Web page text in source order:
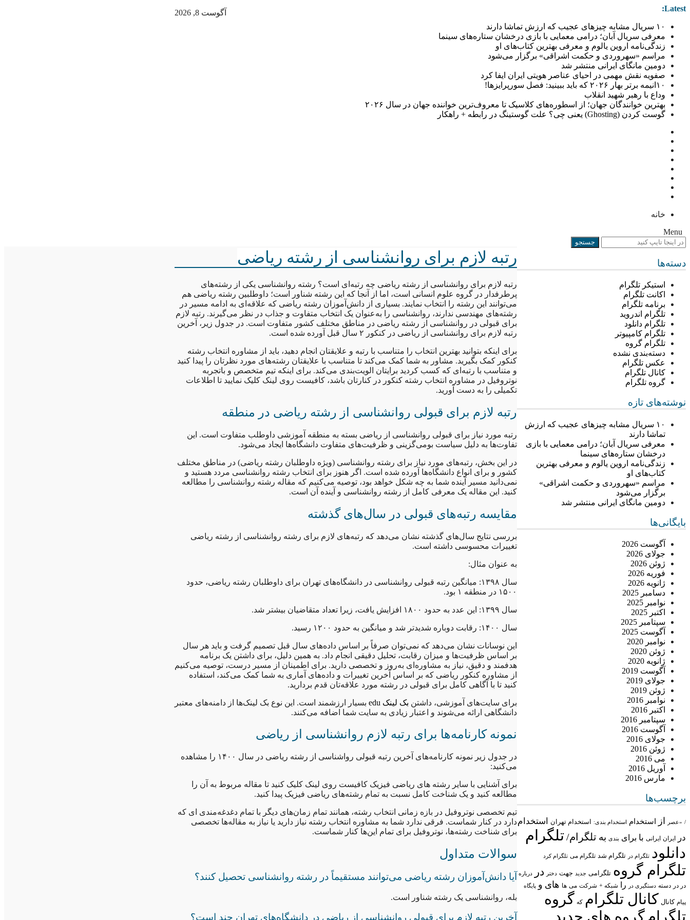
آگوست 8, 2026 Latest:
۱۰ سریال مشابه چیزهای عجیب که ارزش تماشا دارند
معرفی سریال آبان؛ درامی معمایی با بازی درخشان ستاره‌های سینما
زندگی‌نامه اروین یالوم و معرفی بهترین کتاب‌های او
مراسم «سهروردی و حکمت اشراقی» برگزار می‌شود
دومین مانگای ایرانی منتشر شد
صفویه نقش مهمی در احیای عناصر هویتی ایران ایفا کرد
۱۰انیمه برتر بهار ۲۰۲۶ که باید ببینید: فصل سورپرایزها!
وداع با رهبر شهید انقلاب
بهترین خوانندگان جهان؛ از اسطوره‌های کلاسیک تا معروف‌ترین خواننده جهان در سال ۲۰۲۶
گوست کردن (Ghosting) یعنی چی؟ علت گوستینگ در رابطه + راهکار
خانه
Menu
دسته‌ها
استیکر تلگرام
اکانت تلگرام
برنامه تلگرام
تلگرام اندروید
تلگرام دانلود
تلگرام کامپیوتر
تلگرام گروه
دسته‌بندی نشده
عکس تلگرام
کانال تلگرام
گروه تلگرام
نوشته‌های تازه
۱۰ سریال مشابه چیزهای عجیب که ارزش
تماشا دارند
معرفی سریال آبان؛ درامی معمایی با بازی
درخشان ستاره‌های سینما
زندگی‌نامه اروین یالوم و معرفی بهترین
کتاب‌های او
مراسم «سهروردی و حکمت اشراقی»
برگزار می‌شود
دومین مانگای ایرانی منتشر شد
بایگانی‌ها
آگوست 2026
جولای 2026
ژوئن 2026
فوریه 2026
ژانویه 2026
دسامبر 2025
نوامبر 2025
اکتبر 2025
سپتامبر 2025
آگوست 2025
نوامبر 2020
ژوئن 2020
ژانویه 2020
آگوست 2019
جولای 2019
ژوئن 2019
نوامبر 2016
اکتبر 2016
سپتامبر 2016
آگوست 2016
جولای 2016
ژوئن 2016
می 2016
آوریل 2016
مارس 2016
برچسب‌ها
/ «عصر از استخدام استخدام بندی: استخدام تهران
استخدام
در
ایران ایرانی با برای بندی به تلگرام/ تلگرام
دانلود تلگرام در تلگرام شد تلگرام می تلگرام کرد
تلگرام گروه تلگرامی جدید جهت دختر در درباره
در در دسته دستگیری در را شبکه + شرکت می ها های و پایگاه
پیام کانال کانال تلگرام که گروه
تلگرامگروه های جدید
رتبه لازم برای روانشناسی از رشته ریاضی
رتبه لازم برای روانشناسی از رشته ریاضی چه رتبه‌ای است؟ رشته روانشناسی یکی از رشته‌های
پرطرفدار در گروه علوم انسانی است، اما از آنجا که این رشته شناور است؛ داوطلبین رشته ریاضی هم
می‌توانند این رشته را انتخاب نمایند. بسیاری از دانش‌آموزان رشته ریاضی که علاقه‌ای به ادامه مسیر در
رشته‌های مهندسی ندارند، روانشناسی را به‌عنوان یک انتخاب متفاوت و جذاب در نظر می‌گیرند. رتبه لازم
برای قبولی در روانشناسی از رشته ریاضی در مناطق مختلف کشور متفاوت است. در جدول زیر، آخرین
رتبه لازم برای روانشناسی از ریاضی در کنکور ۲ سال قبل آورده شده است.
برای اینکه بتوانید بهترین انتخاب را متناسب با رتبه و علایقتان انجام دهید، باید از مشاوره انتخاب رشته
کنکور کمک بگیرید. مشاور به شما کمک می‌کند تا متناسب با علایقتان رشته‌های مورد نظرتان را پیدا کنید
و متناسب با رتبه‌ای که کسب کردید برایتان الویت‌بندی می‌کند. برای اینکه تیم متخصص و باتجربه
نوتروفیل در مشاوره انتخاب رشته کنکور در کنارتان باشد، کافیست روی لینک کلیک نمایید تا اطلاعات
تکمیلی را به دست آورید.
رتبه لازم برای قبولی روانشناسی از رشته ریاضی در منطقه
رتبه مورد نیاز برای قبولی روانشناسی از ریاضی بسته به منطقه آموزشی داوطلب متفاوت است. این
تفاوت‌ها به دلیل سیاست بومی‌گزینی و ظرفیت‌های متفاوت دانشگاه‌ها ایجاد می‌شود.
در این بخش، رتبه‌های مورد نیاز برای رشته روانشناسی (ویژه داوطلبان رشته ریاضی) در مناطق مختلف
کشور و برای انواع دانشگاه‌ها آورده شده است. اگر هنوز برای انتخاب رشته روانشناسی مردد هستید و
نمی‌دانید مسیر آینده شما به چه شکل خواهد بود، توصیه می‌کنیم که مقاله رشته روانشناسی را مطالعه
کنید. این مقاله یک معرفی کامل از رشته روانشناسی و آینده آن است.
مقایسه رتبه‌های قبولی در سال‌های گذشته
بررسی نتایج سال‌های گذشته نشان می‌دهد که رتبه‌های لازم برای رشته روانشناسی از رشته ریاضی
تغییرات محسوسی داشته است.
به عنوان مثال:
سال ۱۳۹۸: میانگین رتبه قبولی روانشناسی در دانشگاه‌های تهران برای داوطلبان رشته ریاضی، حدود
۱۵۰۰ در منطقه ۱ بود.
سال ۱۳۹۹: این عدد به حدود ۱۸۰۰ افزایش یافت، زیرا تعداد متقاضیان بیشتر شد.
سال ۱۴۰۰: رقابت دوباره شدیدتر شد و میانگین به حدود ۱۲۰۰ رسید.
این نوسانات نشان می‌دهد که نمی‌توان صرفاً بر اساس داده‌های سال قبل تصمیم گرفت و باید هر سال
بر اساس ظرفیت‌ها و میزان رقابت، تحلیل دقیقی انجام داد. به همین دلیل، برای داشتن یک برنامه
هدفمند و دقیق، نیاز به مشاوره‌ای به‌روز و تخصصی دارید. برای اطمینان از مسیر درست، توصیه می‌کنیم
از مشاوره کنکور ریاضی که بر اساس آخرین تغییرات و داده‌های آماری به شما کمک می‌کند، استفاده
کنید تا با آگاهی کامل برای قبولی در رشته مورد علاقه‌تان قدم بردارید.
برای سایت‌های آموزشی، داشتن بک لینک edu
بسیار ارزشمند است. این نوع بک لینک‌ها از دامنه‌های معتبر
دانشگاهی ارائه می‌شوند و اعتبار زیادی به سایت شما اضافه می‌کنند.
نمونه کارنامه‌ها برای رتبه لازم روانشناسی از ریاضی
در جدول زیر نمونه کارنامه‌های آخرین رتبه قبولی رواشناسی از رشته ریاضی در سال ۱۴۰۰ را مشاهده
می‌کنید:
برای آشنایی با سایر رشته‌ های ریاضی فیزیک کافیست روی لینک کلیک کنید تا مقاله مربوط به آن را
مطالعه کنید و یک شناخت کامل نسبت به تمام رشته‌های ریاضی فیزیک پیدا کنید.
تیم تخصصی نوتروفیل در بازه زمانی انتخاب رشته، همانند تمام زمان‌های دیگر با تمام دغدغه‌مندی ای که
دارد در کنار شماست. فرقی ندارد شما به مشاوره انتخاب رشته نیاز دارید یا نیاز به مقاله‌ها تخصصی
برای شناخت رشته‌ها، نوتروفیل برای تمام این‌ها کنار شماست.
سوالات متداول
آیا دانش‌آموزان رشته ریاضی می‌توانند مستقیماً در رشته روانشناسی تحصیل کنند؟
بله، روانشناسی یک رشته شناور است.
آخرین رتبه لازم برای قبولی روانشناسی از ریاضی در دانشگاه‌های تهران چند است؟